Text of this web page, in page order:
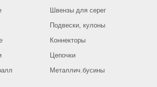
Швензы для серег
Подвески, кулоны
Коннекторы
Цепочки
Металлич.бусины